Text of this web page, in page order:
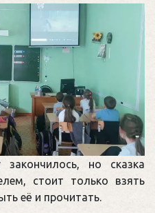
закончилось, но сказка
стоит только взять
её и прочитать.